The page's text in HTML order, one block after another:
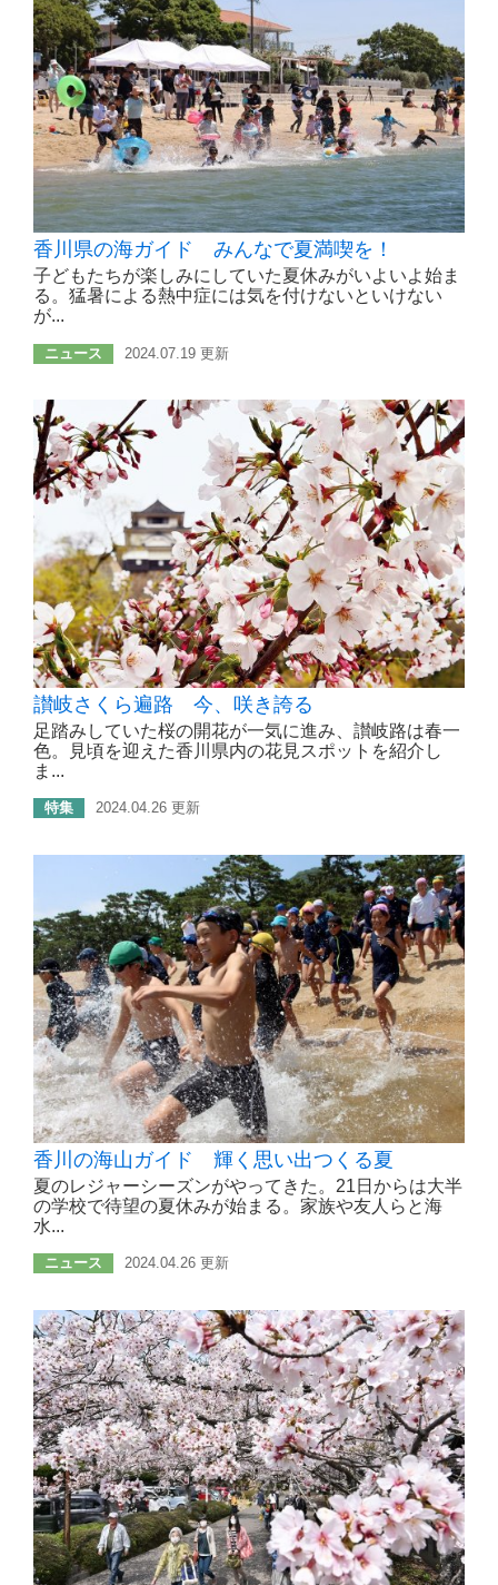
香川県の海ガイド みんなで夏満喫を！
子どもたちが楽しみにしていた夏休みがいよいよ始ま
る。猛暑による熱中症には気を付けないといけない
が...
ニュース 2024.07.19 更新
讃岐さくら遍路 今、咲き誇る
足踏みしていた桜の開花が一気に進み、讃岐路は春一
色。見頃を迎えた香川県内の花見スポットを紹介し
ま...
特集 2024.04.26 更新
香川の海山ガイド 輝く思い出つくる夏
夏のレジャーシーズンがやってきた。21日からは大半
の学校で待望の夏休みが始まる。家族や友人らと海
水...
ニュース 2024.04.26 更新